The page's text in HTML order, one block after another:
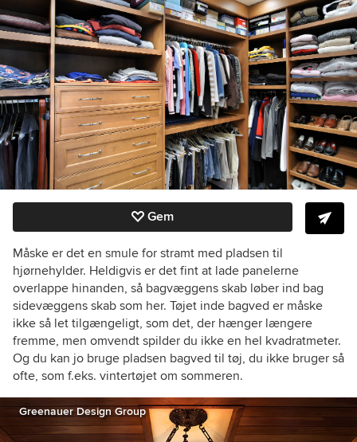
Gem
Måske er det en smule for stramt med pladsen til
hjørnehylder. Heldigvis er det fint at lade panelerne
overlappe hinanden, så bagvæggens skab løber ind bag
sidevæggens skab som her. Tøjet inde bagved er måske
ikke så let tilgængeligt, som det, der hænger længere
fremme, men omvendt spilder du ikke en hel kvadratmeter.
Og du kan jo bruge pladsen bagved til tøj, du ikke bruger så
ofte, som f.eks. vintertøjet om sommeren.
Greenauer Design Group